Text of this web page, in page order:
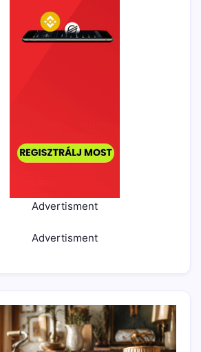
Advertisment
Advertisment